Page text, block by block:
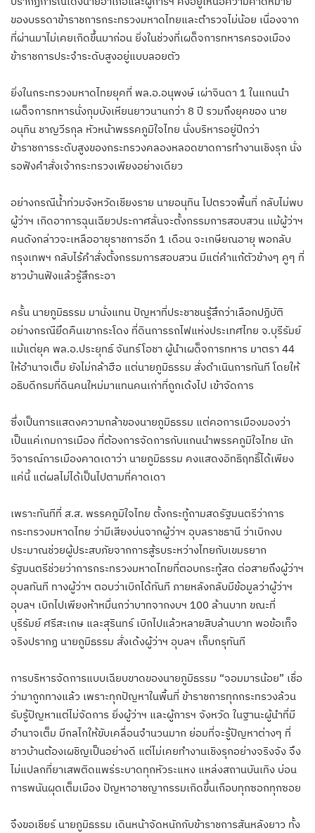
ของบรรดาข้าราชการกระทรวงมหาดไทยและตำรวจไม่น้อย เนื่องจาก
ที่ผ่านมาไม่เคยเกิดขึ้นมาก่อน ยิ่งในช่วงที่เผด็จการทหารครองเมือง
ข้าราชการประจำระดับสูงอยู่แบบลอยตัว
ยิ่งในกระทรวงมหาดไทยยุคที่ พล.อ.อนุพงษ์ เผ่าจินดา 1 ในแกนนำ
เผด็จการทหารนั่งกุมบังเหียนยาวนานกว่า 8 ปี รวมถึงยุคของ นาย
อนุทิน ชาญวีรกุล หัวหน้าพรรคภูมิใจไทย นั่งบริหารอยู่ปีกว่า
ข้าราชการระดับสูงของกระทรวงคลองหลอดขาดการทำงานเชิงรุก นั่ง
รอฟังคำสั่งเจ้ากระทรวงเพียงอย่างเดียว
อย่างกรณีน้ำท่วมจังหวัดเชียงราย นายอนุทิน ไปตรวจพื้นที่ กลับไม่พบ
ผู้ว่าฯ เกิดอาการฉุนเฉียวประกาศลั่นจะตั้งกรรมการสอบสวน แม้ผู้ว่าฯ
คนดังกล่าวจะเหลืออายุราชการอีก 1 เดือน จะเกษียณอายุ พอกลับ
กรุงเทพฯ กลับไร้คำสั่งตั้งกรรมการสอบสวน มีแต่คำแก้ตัวข้างๆ คูๆ ที่
ชาวบ้านฟังแล้วรู้สึกระอา
ครั้น นายภูมิธรรม มานั่งแทน ปัญหาที่ประชาชนรู้สึกว่าเลือกปฏิบัติ
อย่างกรณียึดคืนเขากระโดง ที่ดินการรถไฟแห่งประเทศไทย จ.บุรีรัมย์
แม้แต่ยุค พล.อ.ประยุทธ์ จันทร์โอชา ผู้นำเผด็จการทหาร มาตรา 44
ให้อำนาจเต็ม ยังไม่กล้าฮือ แต่นายภูมิธรรม สั่งดำเนินการทันที โดยให้
อธิบดีกรมที่ดินคนใหม่มาแทนคนเก่าที่ถูกเด้งไป เข้าจัดการ
ซึ่งเป็นการแสดงความกล้าของนายภูมิธรรม แต่คอการเมืองมองว่า
เป็นแค่เกมการเมือง ที่ต้องการจัดการกับแกนนำพรรคภูมิใจไทย นัก
วิจารณ์การเมืองคาดเดาว่า นายภูมิธรรม คงแสดงอิทธิฤทธิ์ได้เพียง
แค่นี้ แต่ผลไม่ได้เป็นไปตามที่คาดเดา
เพราะทันทีที่ ส.ส. พรรคภูมิใจไทย ตั้งกระทู้ถามสดรัฐมนตรีว่าการ
กระทรวงมหาดไทย ว่ามีเสียงบ่นจากผู้ว่าฯ อุบลราชธานี ว่าเบิกงบ
ประมาณช่วยผู้ประสบภัยจากการสู้รบระหว่างไทยกับเขมรยาก
รัฐมนตรีช่วยว่าการกระทรวงมหาดไทยที่ตอบกระทู้สด ต่อสายถึงผู้ว่าฯ
อุบลทันที ทางผู้ว่าฯ ตอบว่าเบิกได้ทันที ภายหลังกลับมีข้อมูลว่าผู้ว่าฯ
อุบลฯ เบิกไปเพียงห้าหมื่นกว่าบาทจากงบฯ 100 ล้านบาท ขณะที่
บุรีรัมย์ ศรีสะเกษ และสุรินทร์ เบิกไปแล้วหลายสิบล้านบาท พอข้อเท็จ
จริงปรากฏ นายภูมิธรรม สั่งเด้งผู้ว่าฯ อุบลฯ เก็บกรุทันที
การบริหารจัดการแบบเฉียบขาดของนายภูมิธรรม “จอมมารน้อย” เชื่อ
ว่ามาถูกทางแล้ว เพราะทุกปัญหาในพื้นที่ ข้าราชการทุกกระทรวงล้วน
รับรู้ปัญหาแต่ไม่จัดการ ยิ่งผู้ว่าฯ และผู้การฯ จังหวัด ในฐานะผู้นำที่มี
อำนาจเต็ม มีกลไกให้ขับเคลื่อนจำนวนมาก ย่อมที่จะรู้ปัญหาต่างๆ ที่
ชาวบ้านต้องเผชิญเป็นอย่างดี แต่ไม่เคยทำงานเชิงรุกอย่างจริงจัง จึง
ไม่แปลกที่ยาเสพติดแพร่ระบาดทุกหัวระแหง แหล่งสถานบันเทิง บ่อน
การพนันผุดเต็มเมือง ปัญหาอาชญากรรมเกิดขึ้นเกือบทุกซอกทุกซอย
จึงขอเชียร์ นายภูมิธรรม เดินหน้าจัดหนักกับข้าราชการสันหลังยาว ทั้ง